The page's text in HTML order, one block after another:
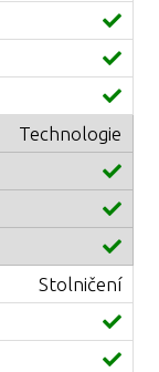
Technologie
Stolničení